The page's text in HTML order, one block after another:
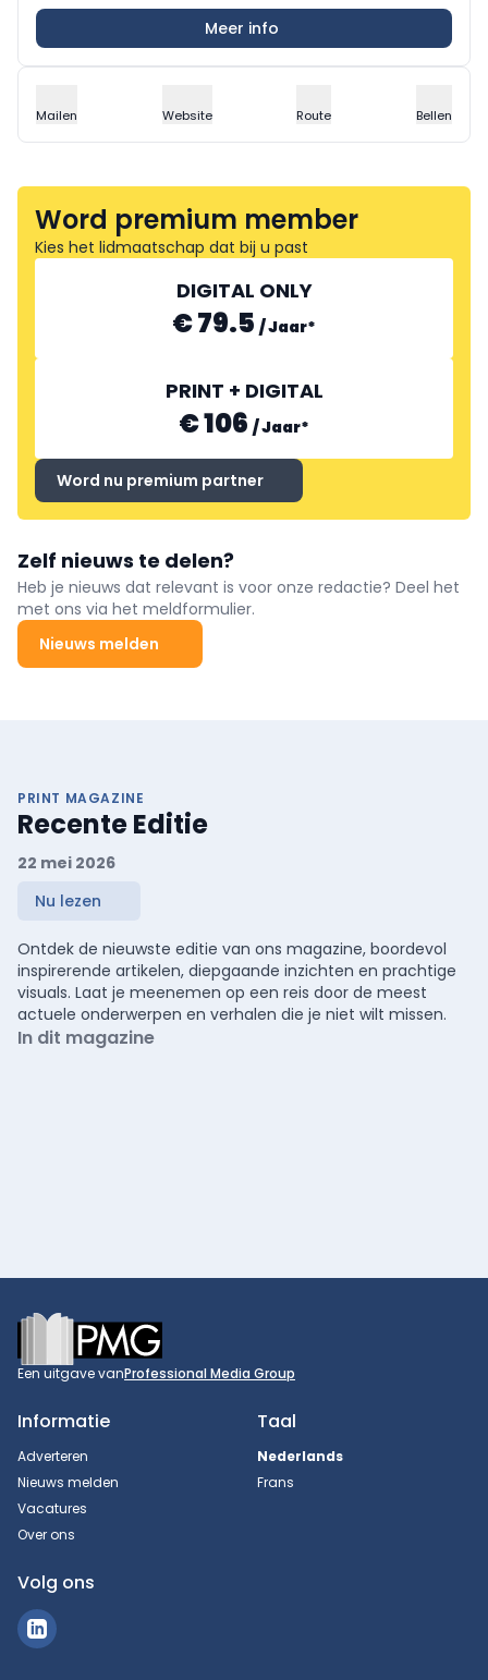
Meer info
Mailen Website Route Bellen
Word premium member
Kies het lidmaatschap dat bij u past
DIGITAL ONLY
€ 79.5 /Jaar*
PRINT + DIGITAL
€ 106 /Jaar*
Word nu premium partner
Zelf nieuws te delen?
Heb je nieuws dat relevant is voor onze redactie? Deel het
met ons via het meldformulier.
Nieuws melden
PRINT MAGAZINE
Recente Editie
22 mei 2026
Nu lezen
Ontdek de nieuwste editie van ons magazine, boordevol
inspirerende artikelen, diepgaande inzichten en prachtige
visuals. Laat je meenemen op een reis door de meest
actuele onderwerpen en verhalen die je niet wilt missen.
In dit magazine
Footer
Een uitgave vanProfessional Media Group
Informatie
Adverteren
Nieuws melden
Vacatures
Over ons
Taal
Nederlands
Frans
Volg ons